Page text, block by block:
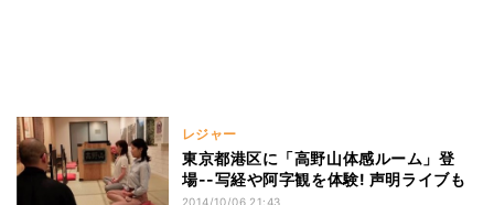
レジャー
東京都港区に「高野山体感ルーム」登
場--写経や阿字観を体験! 声明ライブも
2014/10/06 21:43